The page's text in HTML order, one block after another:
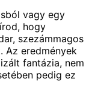
vagy egy
hogy
szezámmagos
Az eredmények
fantázia, nem
pedig ez